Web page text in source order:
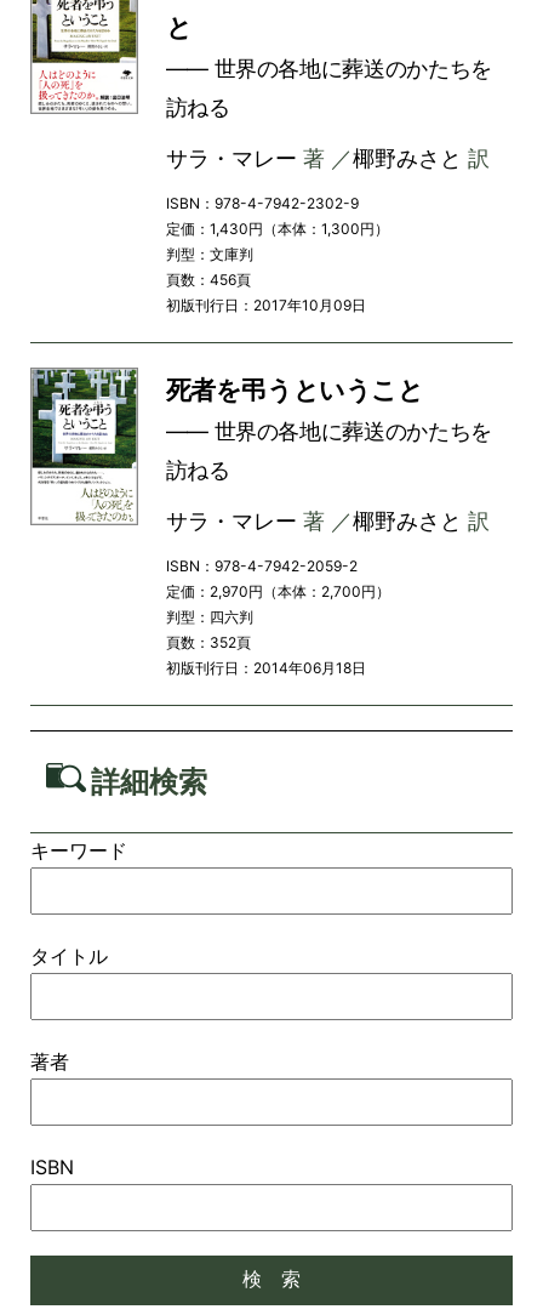
と
―― 世界の各地に葬送のかたちを
訪ねる
サラ・マレー 著 ／椰野みさと 訳
ISBN：978-4-7942-2302-9
定価：1,430円（本体：1,300円）
判型：文庫判
頁数：456頁
初版刊行日：2017年10月09日
死者を弔うということ
―― 世界の各地に葬送のかたちを
訪ねる
サラ・マレー 著 ／椰野みさと 訳
ISBN：978-4-7942-2059-2
定価：2,970円（本体：2,700円）
判型：四六判
頁数：352頁
初版刊行日：2014年06月18日
詳細検索
キーワード
タイトル
著者
ISBN